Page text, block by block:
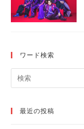
ワード検索
最近の投稿